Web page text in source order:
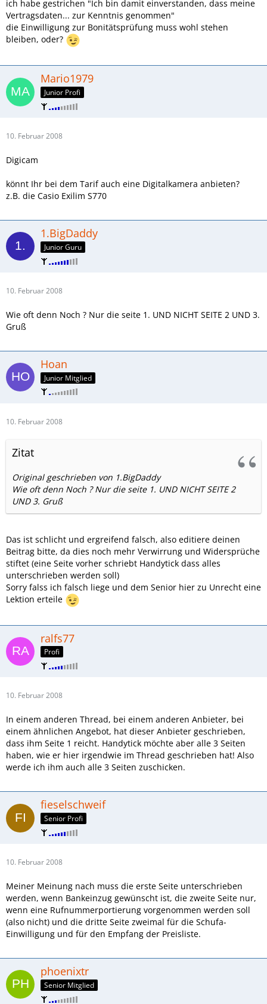
ich habe gestrichen "Ich bin damit einverstanden, dass meine
Vertragsdaten... zur Kenntnis genommen"
die Einwilligung zur Bonitätsprüfung muss wohl stehen
bleiben, oder?
Mario1979
Junior Profi
10. Februar 2008
Digicam
könnt Ihr bei dem Tarif auch eine Digitalkamera anbieten?
z.B. die Casio Exilim S770
1.BigDaddy
Junior Guru
10. Februar 2008
Wie oft denn Noch ? Nur die seite 1. UND NICHT SEITE 2 UND 3.
Gruß
Hoan
Junior Mitglied
10. Februar 2008
Zitat
Original geschrieben von 1.BigDaddy
Wie oft denn Noch ? Nur die seite 1. UND NICHT SEITE 2
UND 3. Gruß
Das ist schlicht und ergreifend falsch, also editiere deinen
Beitrag bitte, da dies noch mehr Verwirrung und Widersprüche
stiftet (eine Seite vorher schriebt Handytick dass alles
unterschrieben werden soll)
Sorry falss ich falsch liege und dem Senior hier zu Unrecht eine
Lektion erteile
ralfs77
Profi
10. Februar 2008
In einem anderen Thread, bei einem anderen Anbieter, bei
einem ähnlichen Angebot, hat dieser Anbieter geschrieben,
dass ihm Seite 1 reicht. Handytick möchte aber alle 3 Seiten
haben, wie er hier irgendwie im Thread geschrieben hat! Also
werde ich ihm auch alle 3 Seiten zuschicken.
fieselschweif
Senior Profi
10. Februar 2008
Meiner Meinung nach muss die erste Seite unterschrieben
werden, wenn Bankeinzug gewünscht ist, die zweite Seite nur,
wenn eine Rufnummerportierung vorgenommen werden soll
(also nicht) und die dritte Seite zweimal für die Schufa-
Einwilligung und für den Empfang der Preisliste.
phoenixtr
Senior Mitglied